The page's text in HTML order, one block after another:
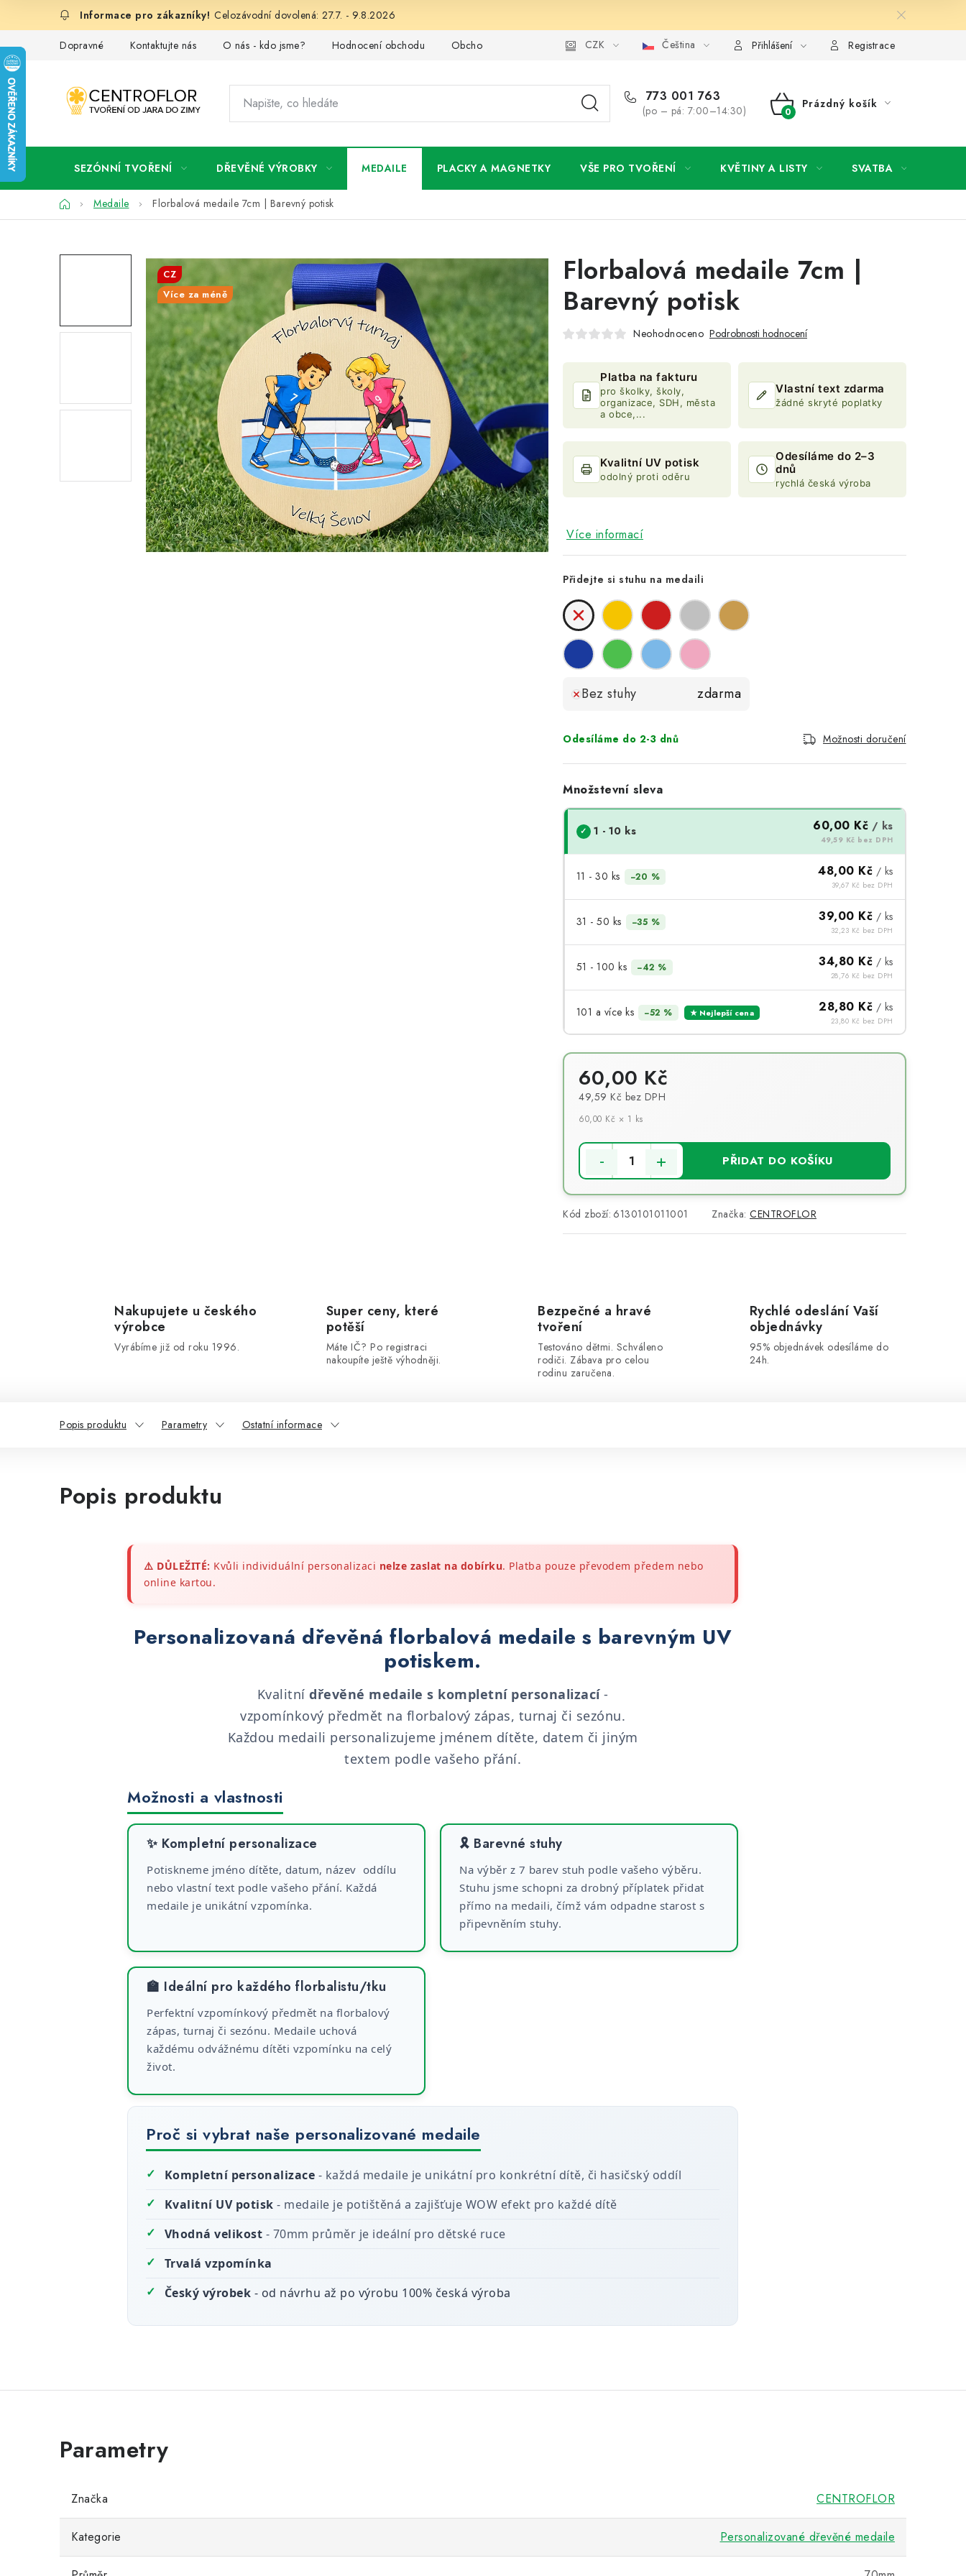
Celozávodní dovolená: 27.7. - 9.8.2026
Dopravné Kontaktujte nás O nás - kdo jsme? Hodnocení obchodu Obchodní podmínky Podmínky ochrany osobních údajů Jak získat lepší ceny? Moje objednávka
CZK Čeština Přihlášení Registrace
773 001 763
(po – pá: 7:00–14:30)
NÁKUPNÍ
Prázdný košík
SEZÓNNÍ TVOŘENÍ DŘEVĚNÉ VÝROBKY MEDAILE PLACKY A MAGNETKY VŠE PRO TVOŘENÍ KVĚTINY A LISTY SVATBA
DomůMedaile Florbalová medaile 7cm | Barevný potisk
Florbalová medaile 7cm |
Barevný potisk
Neohodnoceno Podrobnosti hodnocení
Platba na fakturu
pro školky, školy,
organizace, SDH, města
a obce,...
Vlastní text zdarma
žádné skryté poplatky
Kvalitní UV potisk
odolný proti oděru
Odesíláme do 2–3
dnů
rychlá česká výroba
Více informací
Přidejte si stuhu na medaili
Bez stuhy zdarma
Odesíláme do 2-3 dnů Možnosti doručení
Množstevní sleva
1 - 10 ks 60,00 Kč / ks
49,59 Kč bez DPH
11 - 30 ks −20 % 48,00 Kč / ks
39,67 Kč bez DPH
31 - 50 ks −35 % 39,00 Kč / ks
32,23 Kč bez DPH
51 - 100 ks −42 % 34,80 Kč / ks
28,76 Kč bez DPH
101 a více ks −52 % ★ Nejlepší cena 28,80 Kč / ks
23,80 Kč bez DPH
60,00 Kč
49,59 Kč bez DPH
60,00 Kč × 1 ks
PŘIDAT DO KOŠÍKU
Kód zboží: 6130101011001 Značka: CENTROFLOR
CZ
Více za méně
Nakupujete u českého
výrobce
Vyrábíme již od roku 1996.
Super ceny, které
potěší
Máte IČ? Po registraci
nakoupíte ještě výhodněji.
Bezpečné a hravé
tvoření
Testováno dětmi. Schváleno
rodiči. Zábava pro celou
rodinu zaručena.
Rychlé odeslání Vaší
objednávky
95% objednávek odesíláme do
24h.
Popis produktu Parametry Ostatní informace
Popis produktu
⚠️ DŮLEŽITÉ: Kvůli individuální personalizaci nelze zaslat na dobírku. Platba pouze převodem předem nebo
online kartou.
Personalizovaná dřevěná florbalová medaile s barevným UV
potiskem.
Kvalitní dřevěné medaile s kompletní personalizací-
vzpomínkový předmět na florbalový zápas, turnaj či sezónu.
Každou medaili personalizujeme jménem dítěte, datem či jiným
textem podle vašeho přání.
Možnosti a vlastnosti
✨ Kompletní personalizace
Potiskneme jméno dítěte, datum, název oddílu
nebo vlastní text podle vašeho přání. Každá
medaile je unikátní vzpomínka.
🎗️ Barevné stuhy
Na výběr z 7 barev stuh podle vašeho výběru.
Stuhu jsme schopni za drobný příplatek přidat
přímo na medaili, čímž vám odpadne starost s
připevněním stuhy.
🏫 Ideální pro každého florbalistu/tku
Perfektní vzpomínkový předmět na florbalový
zápas, turnaj či sezónu. Medaile uchová
každému odvážnému dítěti vzpomínku na celý
život.
Proč si vybrat naše personalizované medaile
✓ Kompletní personalizace - každá medaile je unikátní pro konkrétní dítě, či hasičský oddíl
✓
Kvalitní UV potisk - medaile je potištěná a zajišťuje WOW efekt pro každé dítě
✓
Vhodná velikost - 70mm průměr je ideální pro dětské ruce
✓
Trvalá vzpomínka
✓
Český výrobek - od návrhu až po výrobu 100% česká výroba
Značka CENTROFLOR
Kategorie Personalizované dřevěné medaile